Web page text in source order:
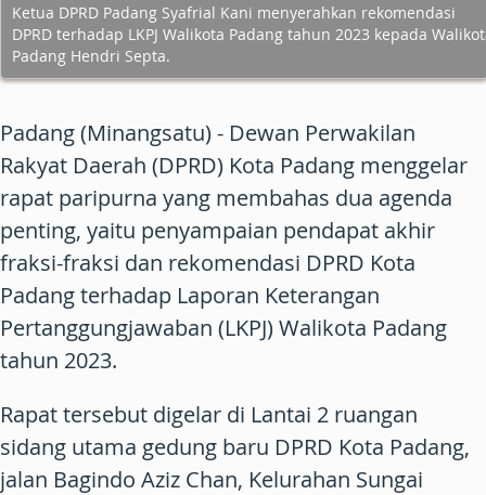
Ketua DPRD Padang Syafrial Kani menyerahkan rekomendasi
DPRD terhadap LKPJ Walikota Padang tahun 2023 kepada
Padang Hendri Septa.
Padang (Minangsatu) - Dewan Perwakilan
Rakyat Daerah (DPRD) Kota Padang menggelar
rapat paripurna yang membahas dua agenda
penting, yaitu penyampaian pendapat akhir
fraksi-fraksi dan rekomendasi DPRD Kota
Padang terhadap Laporan Keterangan
Pertanggungjawaban (LKPJ) Walikota Padang
tahun 2023.
Rapat tersebut digelar di Lantai 2 ruangan
sidang utama gedung baru DPRD Kota Padang,
jalan Bagindo Aziz Chan, Kelurahan Sungai